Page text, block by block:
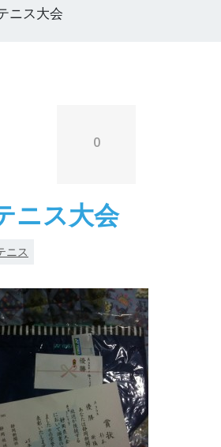
ニス大会
0
ニス大会
ニス